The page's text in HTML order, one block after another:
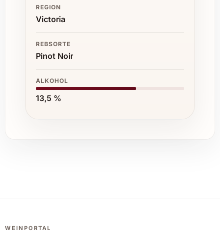
REGION
Victoria
REBSORTE
Pinot Noir
ALKOHOL
13,5 %
WEINPORTAL